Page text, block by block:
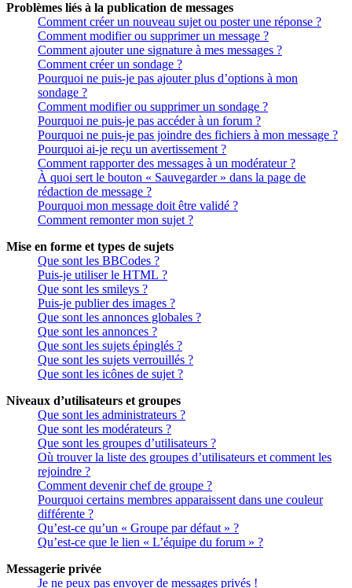
Problèmes liés à la publication de messages
Comment créer un nouveau sujet ou poster une réponse ?
Comment modifier ou supprimer un message ?
Comment ajouter une signature à mes messages ?
Comment créer un sondage ?
Pourquoi ne puis-je pas ajouter plus d’options à mon
sondage ?
Comment modifier ou supprimer un sondage ?
Pourquoi ne puis-je pas accéder à un forum ?
Pourquoi ne puis-je pas joindre des fichiers à mon message ?
Pourquoi ai-je reçu un avertissement ?
Comment rapporter des messages à un modérateur ?
À quoi sert le bouton « Sauvegarder » dans la page de
rédaction de message ?
Pourquoi mon message doit être validé ?
Comment remonter mon sujet ?
Mise en forme et types de sujets
Que sont les BBCodes ?
Puis-je utiliser le HTML ?
Que sont les smileys ?
Puis-je publier des images ?
Que sont les annonces globales ?
Que sont les annonces ?
Que sont les sujets épinglés ?
Que sont les sujets verrouillés ?
Que sont les icônes de sujet ?
Niveaux d’utilisateurs et groupes
Que sont les administrateurs ?
Que sont les modérateurs ?
Que sont les groupes d’utilisateurs ?
Où trouver la liste des groupes d’utilisateurs et comment les
rejoindre ?
Comment devenir chef de groupe ?
Pourquoi certains membres apparaissent dans une couleur
différente ?
Qu’est-ce qu’un « Groupe par défaut » ?
Qu’est-ce que le lien « L’équipe du forum » ?
Messagerie privée
Je ne peux pas envoyer de messages privés !